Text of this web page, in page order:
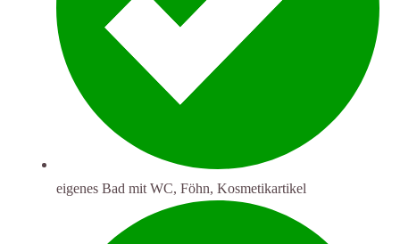
eigenes Bad mit WC, Föhn, Kosmetikartikel